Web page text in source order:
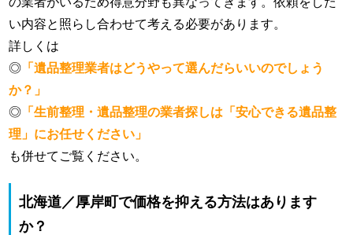
い内容と照らし合わせて考える必要があります。
詳しくは
◎ 「遺品整理業者はどうやって選んだらいいのでしょう
か？」
◎ 「生前整理・遺品整理の業者探しは「安心できる遺品整
理」にお任せください」
も併せてご覧ください。
北海道／厚岸町で価格を抑える方法はあります
か？